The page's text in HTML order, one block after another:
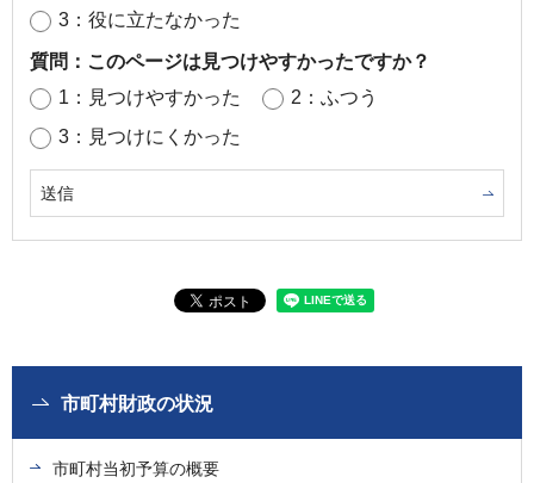
3：役に立たなかった
質問：このページは見つけやすかったですか？
1：見つけやすかった
2：ふつう
3：見つけにくかった
市町村財政の状況
市町村当初予算の概要